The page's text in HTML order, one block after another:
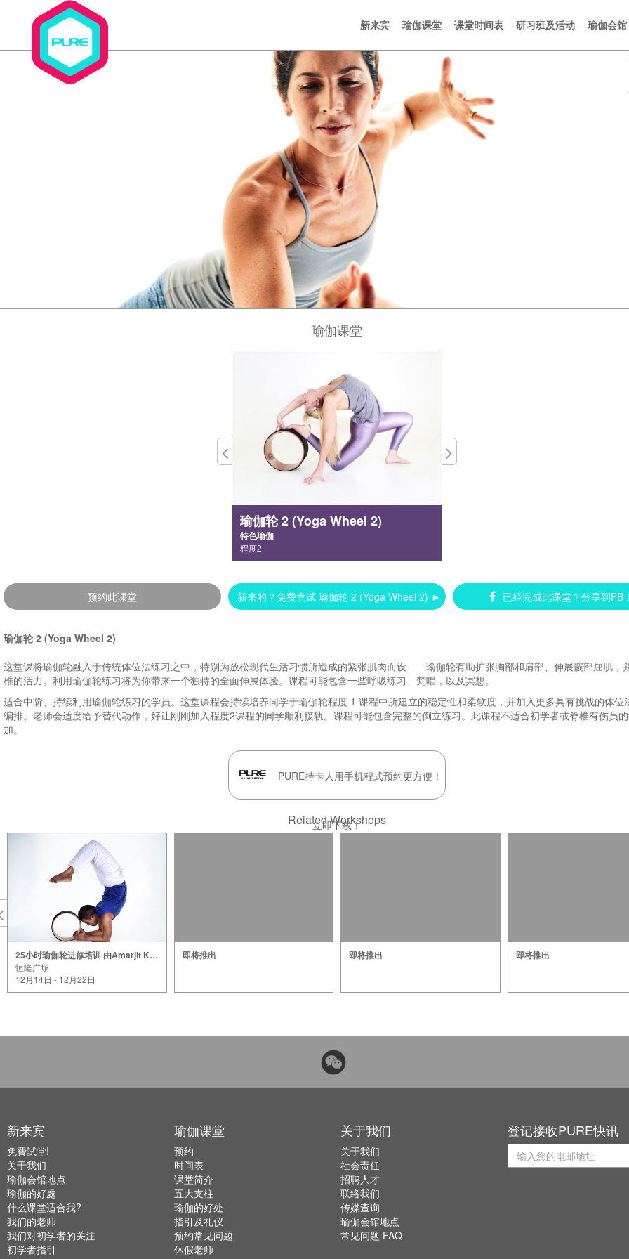
新来宾 瑜伽课堂 课堂时间表 研习班及活动 瑜伽会馆
瑜伽课堂
瑜伽轮 2 (Yoga Wheel 2)
特色瑜伽
程度2
预约此课堂 新来的？免费尝试 瑜伽轮 2 (Yoga Wheel 2) ► 已经完成此课堂？分享到FB！
瑜伽轮 2 (Yoga Wheel 2)
这堂课将瑜伽轮融入于传统体位法练习之中，特别为放松现代生活习惯所造成的紧张肌肉而设 ── 瑜伽轮有助扩张胸部和肩部、伸展髋部屈肌，并
椎的活力。利用瑜伽轮练习将为你带来一个独特的全面伸展体验。课程可能包含一些呼吸练习、梵唱，以及冥想。
适合中阶、持续利用瑜伽轮练习的学员。这堂课程会持续培养同学于瑜伽轮程度 1 课程中所建立的稳定性和柔软度，并加入更多具有挑战的体位
编排。老师会适度给予替代动作，好让刚刚加入程度2课程的同学顺利接轨。课程可能包含完整的倒立练习。此课程不适合初学者或脊椎有伤员的
加。
PURE持卡人用手机程式预约更方便！
立即下载！
Related Workshops
25小时瑜伽轮进修培训 由Amarjit Kumar老师指导
恒隆广场
12月14日 - 12月22日
即将推出 即将推出 即将推出
新来宾
免費試堂!
关于我们
瑜伽会馆地点
瑜伽的好處
什么课堂适合我?
我们的老师
我们对初学者的关注
初学者指引
瑜伽课堂
预约
时间表
课堂简介
五大支柱
瑜伽的好处
指引及礼仪
预约常见问题
休假老师
关于我们
关于我们
社会责任
招聘人才
联络我们
传媒查询
瑜伽会馆地点
常见问题 FAQ
登记接收PURE快讯